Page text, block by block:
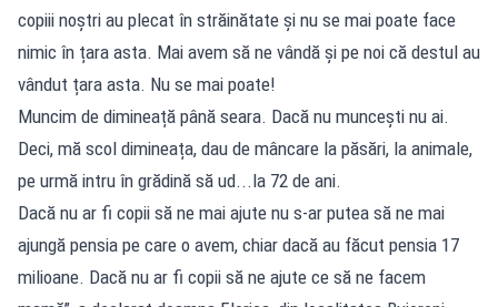
copiii noștri au plecat în străinătate și nu se mai poate face
nimic în țara asta. Mai avem să ne vândă și pe noi că destul au
vândut țara asta. Nu se mai poate!
Muncim de dimineață până seara. Dacă nu muncești nu ai.
Deci, mă scol dimineața, dau de mâncare la păsări, la animale,
pe urmă intru în grădină să ud...la 72 de ani.
Dacă nu ar fi copii să ne mai ajute nu s-ar putea să ne mai
ajungă pensia pe care o avem, chiar dacă au făcut pensia 17
milioane. Dacă nu ar fi copii să ne ajute ce să ne facem